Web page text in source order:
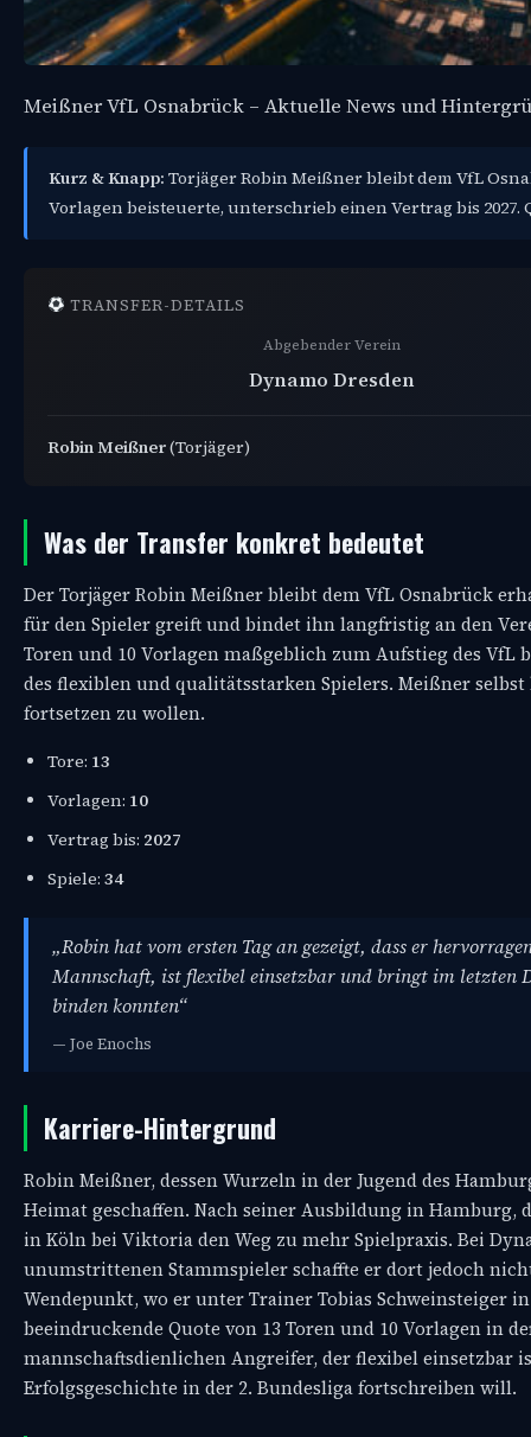
Meißner VfL Osnabrück – Aktuelle News und
Kurz & Knapp: Torjäger Robin Meißner bleibt dem VfL
Vorlagen beisteuerte, unterschrieb einen Vertrag bis 2027.
TRANSFER-DETAILS
Abgebender Verein
Dynamo Dresden
Robin Meißner(Torjäger)
Was der Transfer konkret bedeutet
Der Torjäger Robin Meißner bleibt dem VfL Osnabrück
für den Spieler greift und bindet ihn langfristig an den
Toren und 10 Vorlagen maßgeblich zum Aufstieg des
des flexiblen und qualitätsstarken Spielers. Meißner
fortsetzen zu wollen.
Tore: 13
Vorlagen: 10
Vertrag bis: 2027
Spiele: 34
„Robin hat vom ersten Tag an gezeigt, dass er
Mannschaft, ist flexibel einsetzbar und bringt im letzten
binden konnten“
— Joe Enochs
Karriere-Hintergrund
Robin Meißner, dessen Wurzeln in der Jugend des
Heimat geschaffen. Nach seiner Ausbildung in Hamburg,
in Köln bei Viktoria den Weg zu mehr Spielpraxis. Bei
unumstrittenen Stammspieler schaffte er dort jedoch
Wendepunkt, wo er unter Trainer Tobias Schweinsteiger
beeindruckende Quote von 13 Toren und 10 Vorlagen
mannschaftsdienlichen Angreifer, der flexibel einsetzbar
Erfolgsgeschichte in der 2. Bundesliga fortschreiben will.